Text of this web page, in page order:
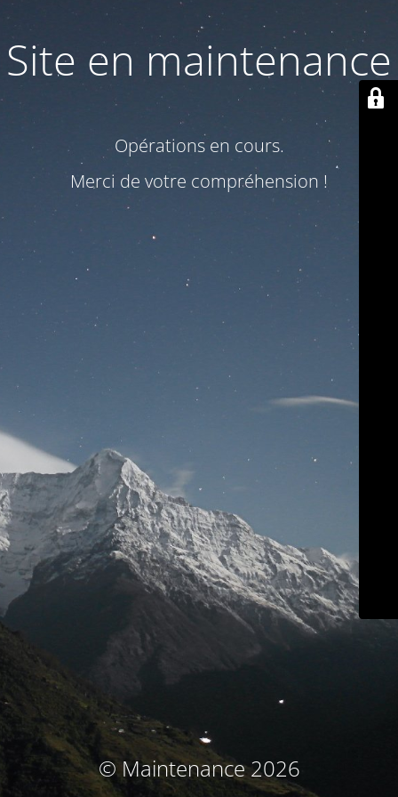
Site en maintenance
Opérations en cours.
Merci de votre compréhension !
© Maintenance 2026